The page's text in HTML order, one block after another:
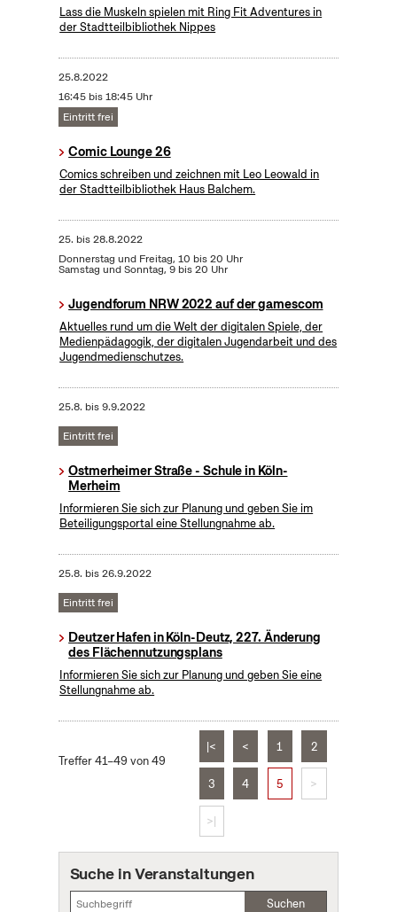
Lass die Muskeln spielen mit Ring Fit Adventures in
der Stadtteilbibliothek Nippes
25.8.2022
16:45 bis 18:45 Uhr
Eintritt frei
Comic Lounge 26
Comics schreiben und zeichnen mit Leo Leowald in
der Stadtteilbibliothek Haus Balchem.
25. bis28.8.2022
Donnerstag und Freitag, 10 bis 20 Uhr
Samstag und Sonntag, 9 bis 20 Uhr
Jugendforum NRW 2022 auf der gamescom
Aktuelles rund um die Welt der digitalen Spiele, der
Medienpädagogik, der digitalen Jugendarbeit und des
Jugendmedienschutzes.
25.8. bis9.9.2022
Eintritt frei
Ostmerheimer Straße - Schule in Köln-
Merheim
Informieren Sie sich zur Planung und geben Sie im
Beteiligungsportal eine Stellungnahme ab.
25.8. bis26.9.2022
Eintritt frei
Deutzer Hafen in Köln-Deutz, 227. Änderung
des Flächennutzungsplans
Informieren Sie sich zur Planung und geben Sie eine
Stellungnahme ab.
Treffer 41–49 von 49
|< < 1 2
3 4 5 >
>|
Suche in Veranstaltungen
Suchen